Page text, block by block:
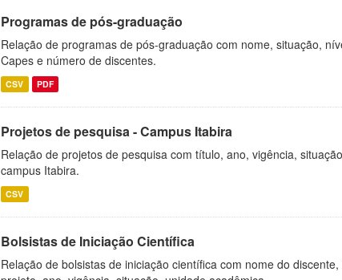
Programas de pós-graduação
Relação de programas de pós-graduação com nome, situação,
Capes e número de discentes.
CSV PDF
Projetos de pesquisa - Campus Itabira
Relação de projetos de pesquisa com título, ano, vigência,
campus Itabira.
CSV
Bolsistas de Iniciação Científica
Relação de bolsistas de iniciação científica com nome do